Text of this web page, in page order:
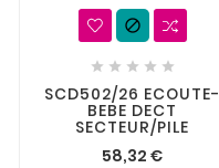

    
SCD502/26 ECOUTE-
BEBE DECT
SECTEUR/PILE
58,32 €